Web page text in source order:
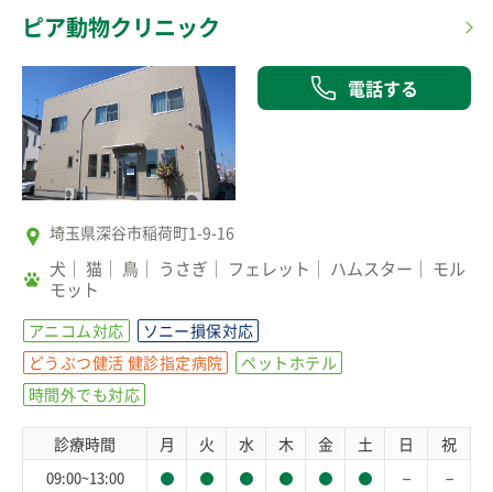
ピア動物クリニック
電話する
埼玉県深谷市稲荷町1-9-16
犬 猫 鳥 うさぎ フェレット ハムスター
モル
モット
アニコム対応
ソニー損保対応
どうぶつ健活 健診指定病院
ペットホテル
時間外でも対応
診療時間 月 火 水 木 金 土 日 祝
09:00~13:00 － －